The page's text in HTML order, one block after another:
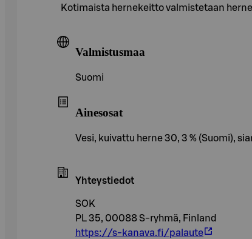
Kotimaista hernekeitto valmistetaan
Valmistusmaa
Suomi
Ainesosat
Vesi, kuivattu herne 30, 3 % (Suomi),
Yhteystiedot
SOK
PL 35, 00088 S-ryhmä, Finland
https://s-kanava.fi/palaute